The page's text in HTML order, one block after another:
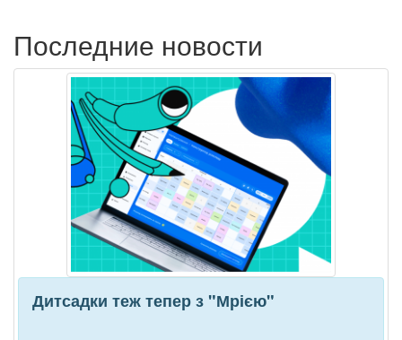
Последние новости
Дитсадки теж тепер з "Мрією"